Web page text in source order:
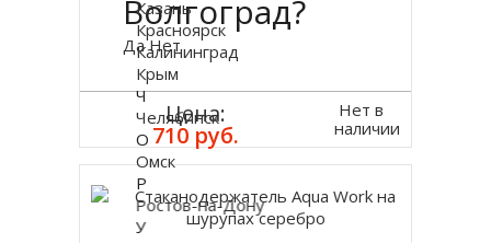
Цена:
710 руб.
Нет в
наличии
Волгоград?
Да Нет
Казань
Красноярск
Калининград
Крым
Ч
Челябинск
О
Омск
Р
Ростов-на-Дону
У